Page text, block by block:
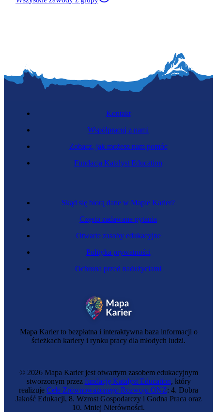
Mapa Karier to bezpłatna i interaktywna baza informacji o
ścieżkach kariery i rynku pracy dla młodych ludzi.
Skąd się biorą dane w Mapie Karier?
Często zadawane pytania
Otwarte zasoby edukacyjne
Polityka prywatności
Ochrona przed nadużyciami
Kontakt
Współpracuj z nami
Zobacz, jak możesz nam pomóc
Fundacja Katalyst Education
© 2026 Mapa Karier jest otwartym zasobem edukacyjnym
stworzonym przez fundację Katalyst Education, który
realizuje Cele Zrównoważonego Rozwoju ONZ: 4. Dobra
Jakość Edukacji, 8. Wzrost Gospodarczy i Godna Praca oraz
10. Mniej Nierówności.